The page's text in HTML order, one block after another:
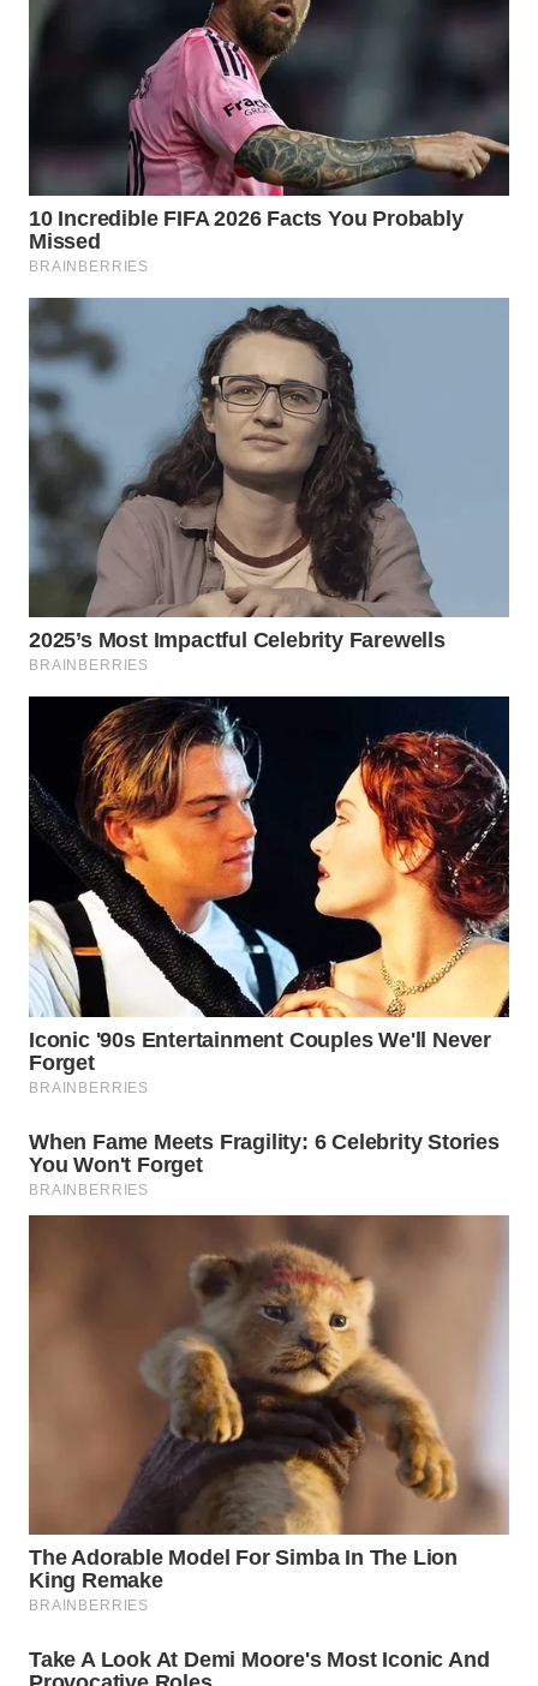
LANGKAT
TANJUNG
LESUNG
WN
KARO
SIMALUNGUN
LABUHANBATU
WN
TAPANULI
TENGAH
SERDANG
WN
TEBING
TINGGI
WN
PAKPAK
WN
KARAWANG
WN
BEKASI
WN
BOGOR
WN
PADANG
LAWAS
WN
SUMEDANG